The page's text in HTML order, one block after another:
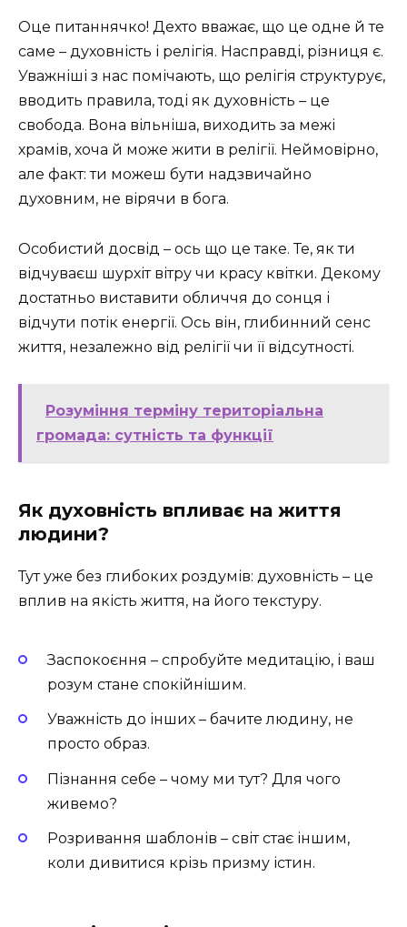
Оце питаннячко! Дехто вважає, що це одне й те
саме – духовність і релігія. Насправді, різниця є.
Уважніші з нас помічають, що релігія структурує,
вводить правила, тоді як духовність – це
свобода. Вона вільніша, виходить за межі
храмів, хоча й може жити в релігії. Неймовірно,
але факт: ти можеш бути надзвичайно
духовним, не вірячи в бога.
Особистий досвід – ось що це таке. Те, як ти
відчуваєш шурхіт вітру чи красу квітки. Декому
достатньо виставити обличчя до сонця і
відчути потік енергії. Ось він, глибинний сенс
життя, незалежно від релігії чи її відсутності.
Розуміння терміну територіальна
громада: сутність та функції
Як духовність впливає на життя
людини?
Тут уже без глибоких роздумів: духовність – це
вплив на якість життя, на його текстуру.
Заспокоєння – спробуйте медитацію, і ваш
розум стане спокійнішим.
Уважність до інших – бачите людину, не
просто образ.
Пізнання себе – чому ми тут? Для чого
живемо?
Розривання шаблонів – світ стає іншим,
коли дивитися крізь призму істин.